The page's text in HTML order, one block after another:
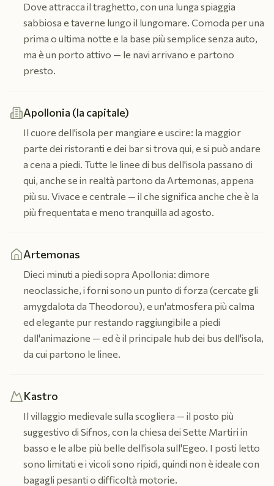
Dove attracca il traghetto, con una lunga spiaggia
sabbiosa e taverne lungo il lungomare. Comoda per una
prima o ultima notte e la base più semplice senza auto,
ma è un porto attivo — le navi arrivano e partono
presto.
Apollonia (la capitale)
Il cuore dell'isola per mangiare e uscire: la maggior
parte dei ristoranti e dei bar si trova qui, e si può andare
a cena a piedi. Tutte le linee di bus dell'isola passano di
qui, anche se in realtà partono da Artemonas, appena
più su. Vivace e centrale — il che significa anche che è la
più frequentata e meno tranquilla ad agosto.
Artemonas
Dieci minuti a piedi sopra Apollonia: dimore
neoclassiche, i forni sono un punto di forza (cercate gli
amygdalota da Theodorou), e un'atmosfera più calma
ed elegante pur restando raggiungibile a piedi
dall'animazione — ed è il principale hub dei bus dell'isola,
da cui partono le linee.
Kastro
Il villaggio medievale sulla scogliera — il posto più
suggestivo di Sifnos, con la chiesa dei Sette Martiri in
basso e le albe più belle dell'isola sull'Egeo. I posti letto
sono limitati e i vicoli sono ripidi, quindi non è ideale con
bagagli pesanti o difficoltà motorie.